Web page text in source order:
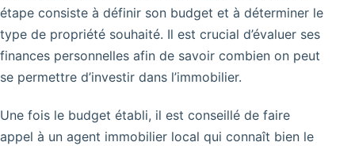
étape consiste à définir son budget et à déterminer le
type de propriété souhaité. Il est crucial d’évaluer ses
finances personnelles afin de savoir combien on peut
se permettre d’investir dans l’immobilier.
Une fois le budget établi, il est conseillé de faire
appel à un agent immobilier local qui connaît bien le